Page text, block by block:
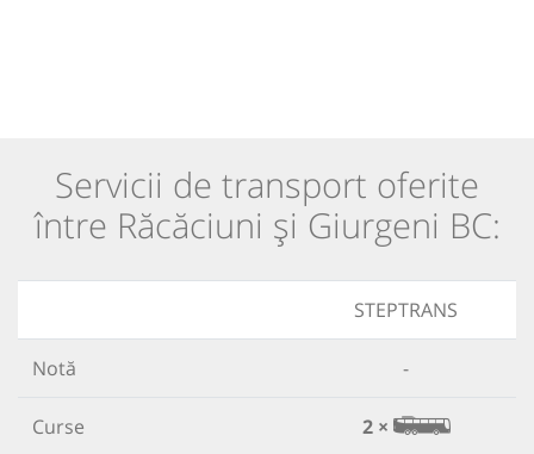
Servicii de transport oferite
între Răcăciuni și Giurgeni BC:
STEPTRANS
Notă -
Curse 2 ×